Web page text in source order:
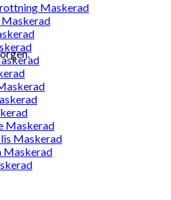
Maskerad
Maskerad
Maskerad
Maskerad